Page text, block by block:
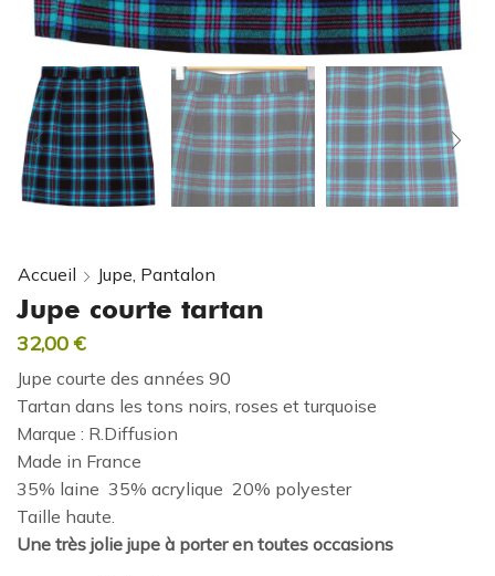
Accueil Jupe, Pantalon
Jupe courte tartan
32,00€
Jupe courte des années 90
Tartan dans les tons noirs, roses et turquoise
Marque : R.Diffusion
Made in France
35% laine 35% acrylique 20% polyester
Taille haute.
Une très jolie jupe à porter en toutes occasions